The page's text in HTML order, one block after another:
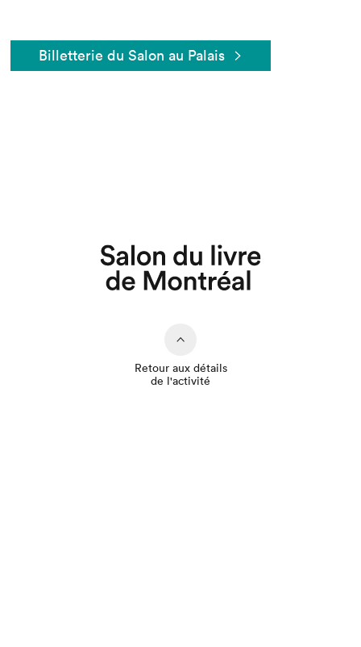
Billetterie du Salon au Palais
Retour aux détails
de l'activité